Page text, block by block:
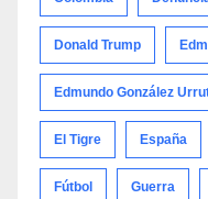
Donald Trump
Edmundo González
El Tigre España
Fútbol Guerra